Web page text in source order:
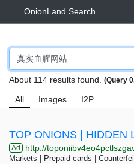
OnionLand Search
About 114 results found. (Query
All Images I2P
TOP ONIONS | HIDDEN
Ad http://
Markets | Prepaid cards |